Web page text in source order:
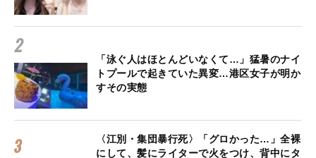
「泳ぐ人はほとんどいなくて…」猛暑のナイ
トプールで起きていた異変…港区女子が明か
すその実態
〈江別・集団暴行死〉「グロかった…」全裸
にして、髪にライターで火をつけ、背中にタ